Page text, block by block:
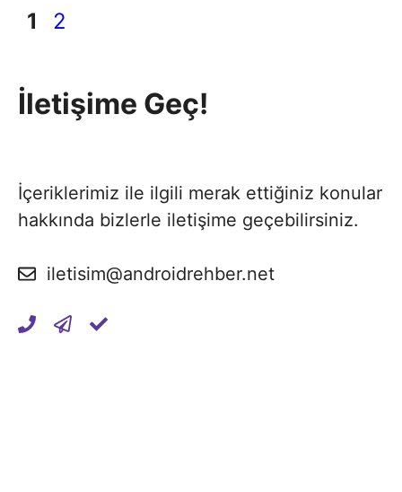
Sayfa
1 Sayfa
2
İletişime Geç!
İçeriklerimiz ile ilgili merak ettiğiniz konular
hakkında bizlerle iletişime geçebilirsiniz.
iletisim@androidrehber.net